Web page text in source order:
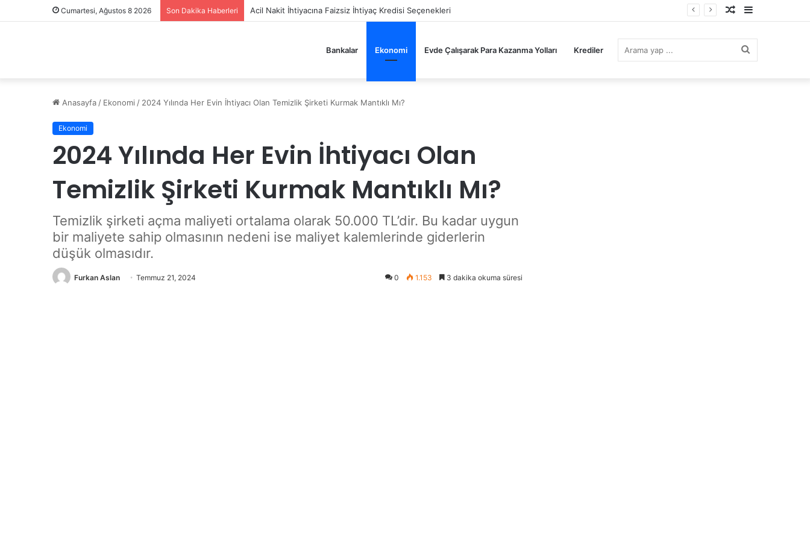
Cumartesi, Ağustos 8 2026 Son Dakika Haberleri Mobilya Sektöründe 2026’ya Doğru: Fiyatlar Ne Olacak, Tüketici Ne Bekliyor?
Kenar
Rastgele
Bankalar Ekonomi Evde Çalışarak Para Kazanma Yolları Krediler
Anasayfa / Ekonomi / 2024 Yılında Her Evin İhtiyacı Olan Temizlik Şirketi Kurmak Mantıklı Mı?
Ekonomi
2024 Yılında Her Evin İhtiyacı Olan
Temizlik Şirketi Kurmak Mantıklı Mı?
Temizlik şirketi açma maliyeti ortalama olarak 50.000 TL’dir. Bu kadar uygun
bir maliyete sahip olmasının nedeni ise maliyet kalemlerinde giderlerin
düşük olmasıdır.
Furkan Aslan Temmuz 21, 2024 0 1.153 3 dakika okuma süresi